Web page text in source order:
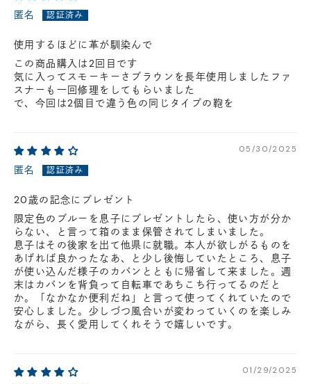
匿名
使用するほどに革が馴染んで
この商品購入は2回目です
気に入ってスモーキーさブラウンを長年使用しましたファ
スナーも一回修理をしてもらいました
で、今回は2個目で違う色の同じタイプの鞄を
05/30/2025
匿名
20歳の記念にプレゼント
限定色のブルーを息子にプレゼントしたら、使い方が分か
らない、と言って箱のまま保管されてしまいました。
息子はその後家を出て他県に就職。本人が欲しがるものを
あげれば良かったなあ、と少し後悔していたところ、息子
が使い込んだ様子のカバンとともに帰省して来ました。週
末はカバンを背負って自転車であちこち行ってるのだと
か。「なかなか便利だね」と言って使ってくれていたので
安心しました。少しづつ風合いが変わっていくのを楽しみ
ながら、長く愛用してくれそうで嬉しいです。
01/29/2025